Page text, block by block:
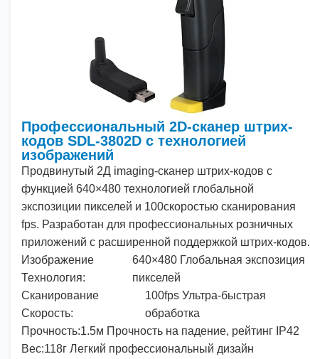
Профессиональный 2D-сканер штрих-
кодов SDL-3802D с технологией
изображений
Продвинутый 2Д imaging-сканер штрих-кодов с
функцией 640×480 технологией глобальной
экспозиции пикселей и 100скоростью сканирования
fps. Разработан для профессиональных розничных
приложений с расширенной поддержкой штрих-кодов.
Изображение
Технология:
640×480 Глобальная экспозиция
пикселей
Сканирование
Скорость:
100fps Ультра-быстрая
обработка
Прочность:1.5м Прочность на падение, рейтинг IP42
Вес:118г Легкий профессиональный дизайн